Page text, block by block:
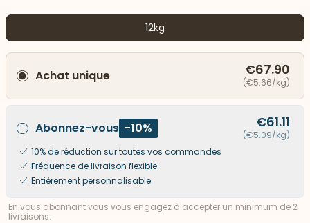
vers le bas
12kg
Achat unique €67.90
(€5.66/kg)
Abonnez-vous -10% €61.11
(€5.09/kg)
10% de réduction sur toutes vos commandes
Fréquence de livraison flexible
Entièrement personnalisable
En vous abonnant vous vous engagez à accepter un minimum de 2
livraisons.